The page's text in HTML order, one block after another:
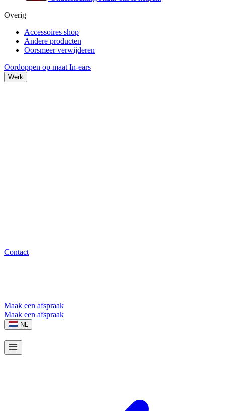
Overig
Accessoires shop
Andere producten
Oorsmeer verwijderen
Oordoppen op maat In-ears
Werk
Contact
Maak een afspraak
Maak een afspraak
NL